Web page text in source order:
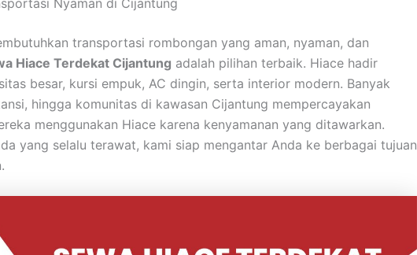
Nyaman di Cijantung
transportasi rombongan yang aman, nyaman, dan
Hiace Terdekat Cijantung adalah pilihan terbaik. Hiace hadir
besar, kursi empuk, AC dingin, serta interior modern. Banyak
hingga komunitas di kawasan Cijantung mempercayakan
menggunakan Hiace karena kenyamanan yang ditawarkan.
yang selalu terawat, kami siap mengantar Anda ke berbagai tujuan